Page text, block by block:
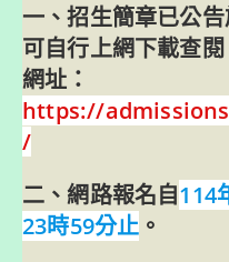
一、招生簡章已公
可自行上網下載查閱
網址：
https://
/
二、網路報名自114
23時59分止 。